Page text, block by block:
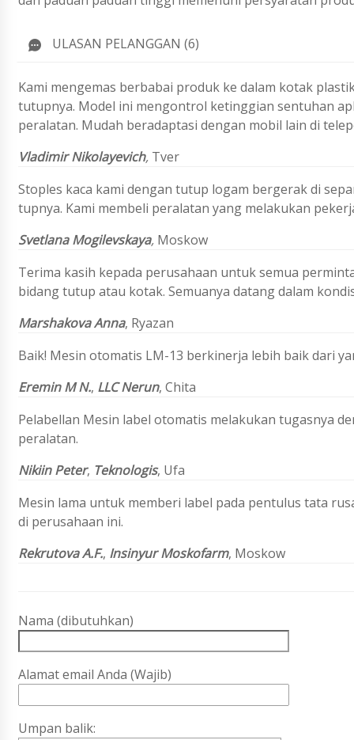
ULASAN PELANGGAN (6)
Kami mengemas berbabai produk ke dalam kotak
tutupnya. Model ini mengontrol ketinggian sentuhan
peralatan. Mudah beradaptasi dengan mobil lain di
Vladimir Nikolayevich, Tver
Stoples kaca kami dengan tutup logam bergerak di
tupnya. Kami membeli peralatan yang melakukan
Svetlana Mogilevskaya, Moskow
Terima kasih kepada perusahaan untuk semua
bidang tutup atau kotak. Semuanya datang dalam
Marshakova Anna, Ryazan
Baik! Mesin otomatis LM-13 berkinerja lebih baik dari
EreminM N., LLC Nerun, Chita
Pelabellan Mesin label otomatis melakukan tugasnya
peralatan.
Nikiin Peter, Teknologis, Ufa
Mesin lama untuk memberi label pada pentulus tata
di perusahaan ini.
Rekrutova A.F., Insinyur Moskofarm, Moskow
Nama (dibutuhkan)
Alamat email Anda (Wajib)
Umpan balik: